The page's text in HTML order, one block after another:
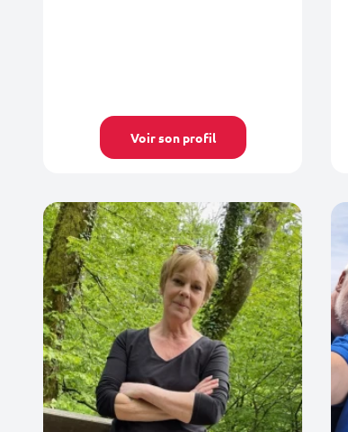
Voir son profil